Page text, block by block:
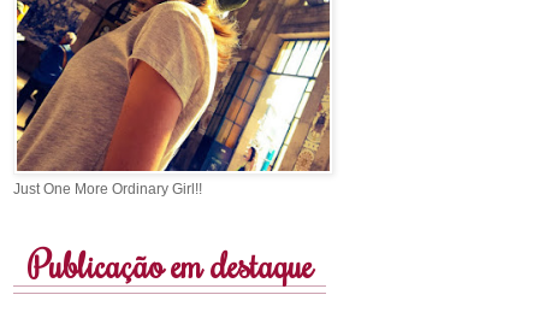
Just One More Ordinary Girl!!
Publicação em destaque